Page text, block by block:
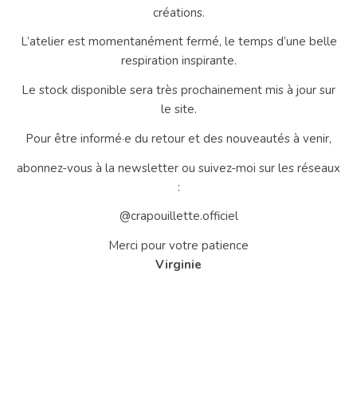
créations.
L’atelier est momentanément fermé, le temps d’une belle
respiration inspirante.
Le stock disponible sera très prochainement mis à jour sur
le site.
Pour être informé·e du retour et des nouveautés à venir,
abonnez-vous à la newsletter ou suivez-moi sur les réseaux
:
@crapouillette.officiel
Merci pour votre patience
Virginie